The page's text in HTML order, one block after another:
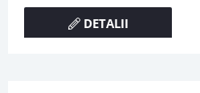
DETALII